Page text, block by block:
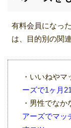
有料会員になっ
は、目的別の関
・いいねやマ
ーズで1ヶ月
・男性でなか
アーズでマッ